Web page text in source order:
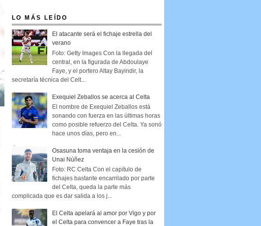
LO MÁS LEÍDO
El atacante será el fichaje estrella del
verano
Foto: Getty Images Con la llegada del
central, en la figurada de Abdoulaye
Faye, y el portero Altay Bayindir, la
secretaría técnica del Celt...
Exequiel Zeballos se acerca al Celta
El nombre de Exequiel Zeballos está
sonando con fuerza en las últimas horas
como posible refuerzo del Celta. Ya sonó
hace unos días, pero en...
Osasuna toma ventaja en la cesión de
Unai Núñez
Foto: RC Celta Con el capítulo de
fichajes bastante encarrilado por parte
del Celta, queda la parte más
complicada que es dar salida a los j...
El Celta apelará al amor por Vigo y por
el Celta para convencer a Faye tras la